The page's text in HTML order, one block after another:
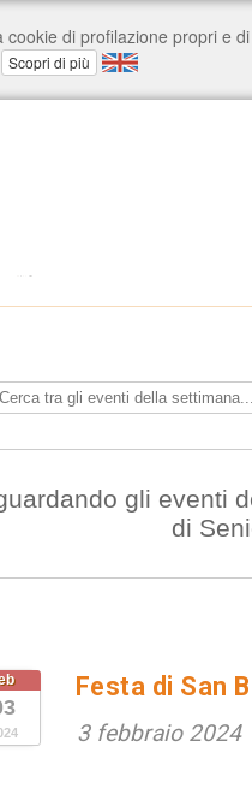
gli eventi
di
Festa di San
3 febbraio 2024